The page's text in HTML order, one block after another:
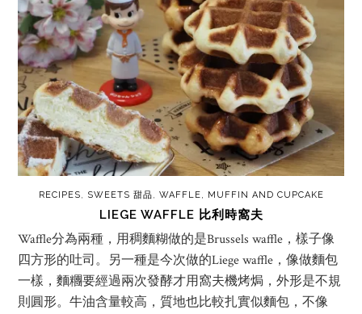
RECIPES, SWEETS 甜品, WAFFLE, MUFFIN AND CUPCAKE
LIEGE WAFFLE 比利時窩夫
Waffle分為兩種，用稠麵糊做的是Brussels waffle，樣子像
四方形的吐司。另一種是今次做的Liege waffle，像做麵包
一樣，麵糰要經過兩次發酵才用窩夫機烤焗，外形是不規
則圓形。牛油含量較高，質地也比較扎實似麵包，不像